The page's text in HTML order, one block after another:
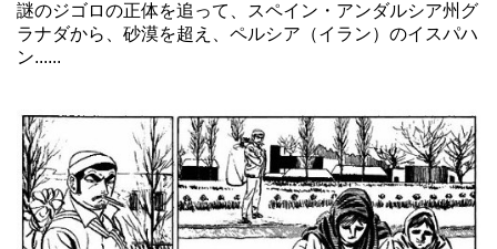
謎のジゴロの正体を追って、スペイン・アンダルシア州グ
ラナダから、砂漠を超え、ペルシア（イラン）のイスパハ
ン......